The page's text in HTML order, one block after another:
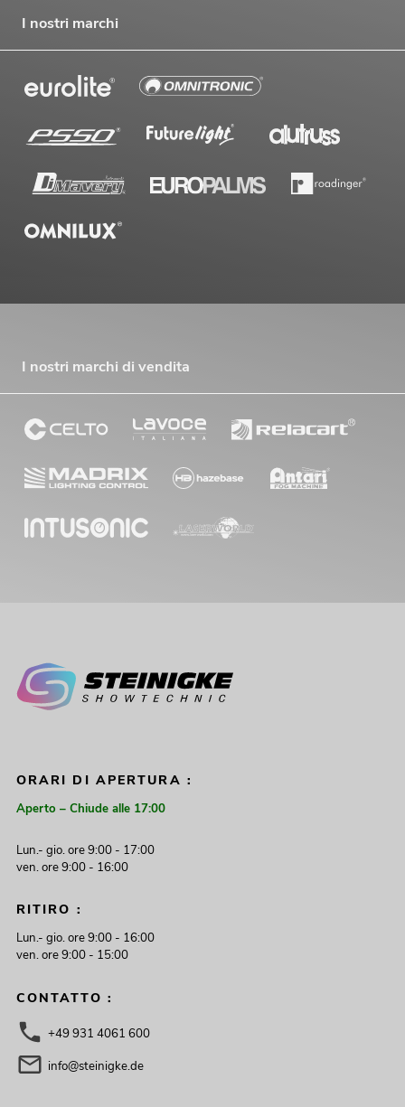
I nostri marchi
I nostri marchi di vendita
ORARI DI APERTURA :
Aperto – Chiude alle 17:00
Lun.- gio. ore 9:00 - 17:00
ven. ore 9:00 - 16:00
RITIRO :
Lun.- gio. ore 9:00 - 16:00
ven. ore 9:00 - 15:00
CONTATTO :
+49 931 4061 600
info@steinigke.de